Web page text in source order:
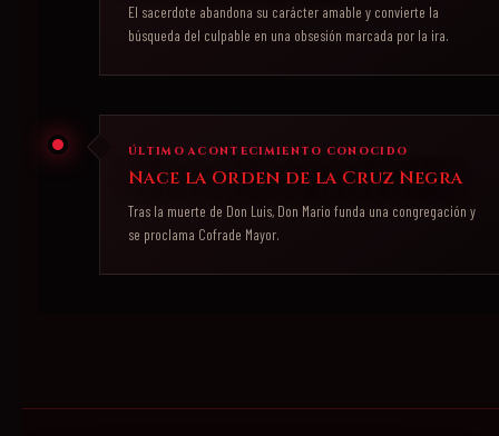
El sacerdote abandona su carácter amable y convierte la
búsqueda del culpable en una obsesión marcada por la ira.
ÚLTIMO ACONTECIMIENTO CONOCIDO
Nace la Orden de la Cruz Negra
Tras la muerte de Don Luis, Don Mario funda una congregación y
se proclama Cofrade Mayor.